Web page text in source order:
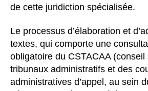
de cette juridiction spécialisée.
Le processus d’élaboration et
textes, qui comporte une
obligatoire du CSTACAA
tribunaux administratifs et des
administratives d’appel, au sein